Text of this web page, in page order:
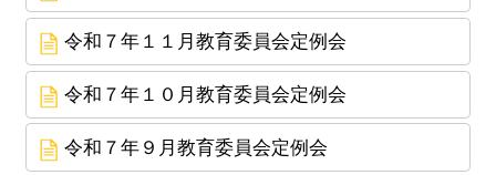
令和７年１１月教育委員会定例会
令和７年１０月教育委員会定例会
令和７年９月教育委員会定例会